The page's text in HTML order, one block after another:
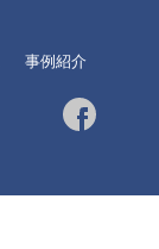
事例紹介